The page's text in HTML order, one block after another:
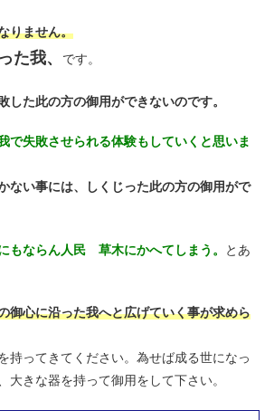
りません。
た我、 です。
した此の方の御用ができないのです。
で失敗させられる体験もしていくと思いま
ない事には、しくじった此の方の御用がで
もならん人民 草木にかへてしまう。
とあ
御心に沿った我へと広げていく事が求めら
持ってきてください。為せば成る世になっ
大きな器を持って御用をして下さい。